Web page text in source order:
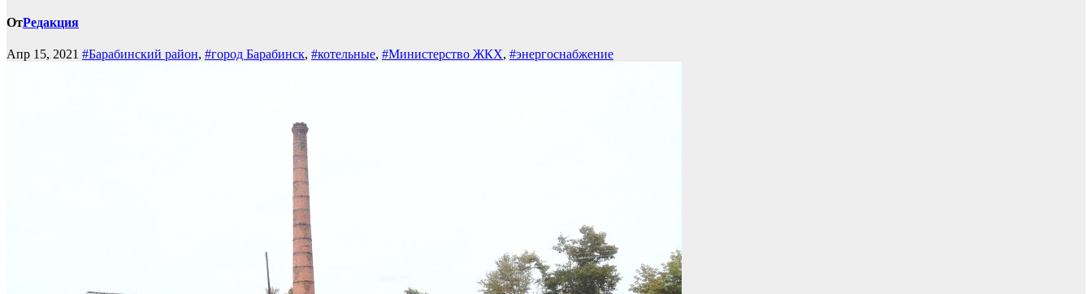
ОтРедакция
Апр 15, 2021 #Барабинский район, #город Барабинск, #котельные, #Министерство ЖКХ, #энергоснабжение